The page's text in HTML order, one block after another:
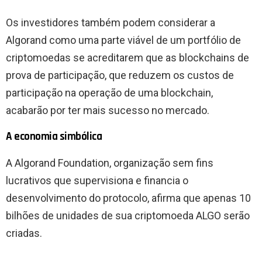
Os investidores também podem considerar a
Algorand como uma parte viável de um portfólio de
criptomoedas se acreditarem que as blockchains de
prova de participação, que reduzem os custos de
participação na operação de uma blockchain,
acabarão por ter mais sucesso no mercado.
A economia simbólica
A Algorand Foundation, organização sem fins
lucrativos que supervisiona e financia o
desenvolvimento do protocolo, afirma que apenas 10
bilhões de unidades de sua criptomoeda ALGO serão
criadas.